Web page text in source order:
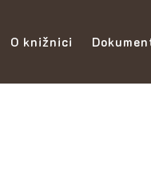
O knižnici